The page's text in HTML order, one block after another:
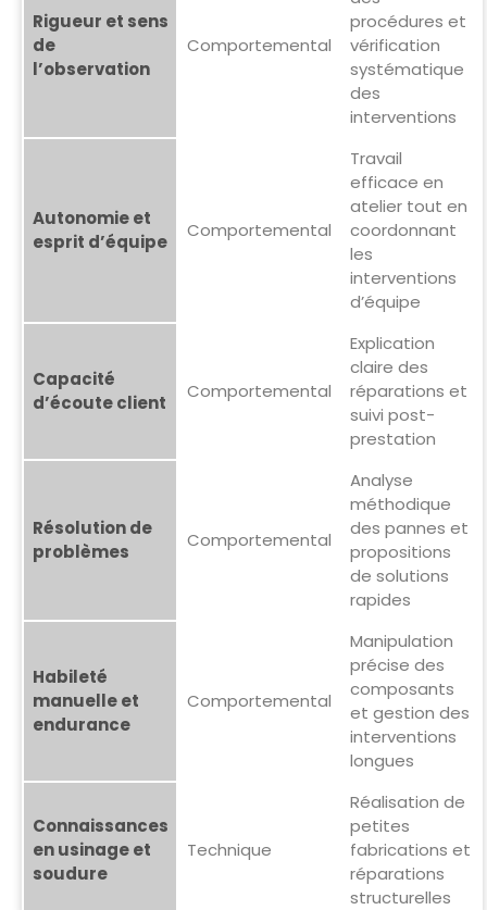
Rigueur et sens
de
l’observation
Comportemental
procédures et
vérification
systématique
des
interventions
Autonomie et
esprit d’équipe
Comportemental
Travail
efficace en
atelier tout en
coordonnant
les
interventions
d’équipe
Capacité
d’écoute client
Comportemental
Explication
claire des
réparations et
suivi post-
prestation
Résolution de
problèmes
Comportemental
Analyse
méthodique
des pannes et
propositions
de solutions
rapides
Habileté
manuelle et
endurance
Comportemental
Manipulation
précise des
composants
et gestion des
interventions
longues
Connaissances
en usinage et
soudure
Technique
Réalisation de
petites
fabrications et
réparations
structurelles